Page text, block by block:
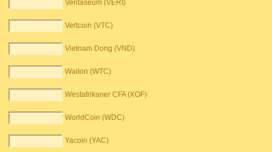
Veritaseum (VERI)
Vertcoin (VTC)
Vietnam Dong (VND)
Walton (WTC)
Westafrikaner CFA (XOF)
WorldCoin (WDC)
Yacoin (YAC)